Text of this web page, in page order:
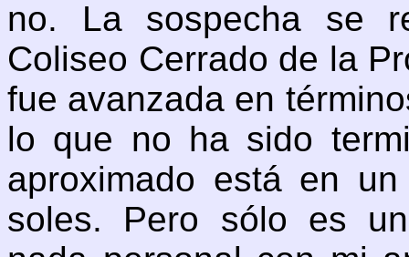
no. La sospecha se
Coliseo Cerrado de la
fue avanzada en
lo que no ha sido
aproximado está en
soles. Pero sólo es